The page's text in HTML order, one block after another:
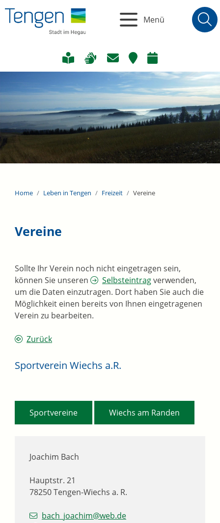
Menü
Home Leben in Tengen Freizeit Vereine
Vereine
Sollte Ihr Verein noch nicht eingetragen sein,
können Sie unseren
Selbsteintragverwenden,
um die Daten einzutragen. Dort haben Sie auch die
Möglichkeit einen bereits von Ihnen eingetragenen
Verein zu bearbeiten.
Zurück
Sportverein Wiechs a.R.
Joachim Bach
Hauptstr. 21
78250Tengen-Wiechs a. R.
bach_joachim@web.de
Sportvereine Wiechs am Randen